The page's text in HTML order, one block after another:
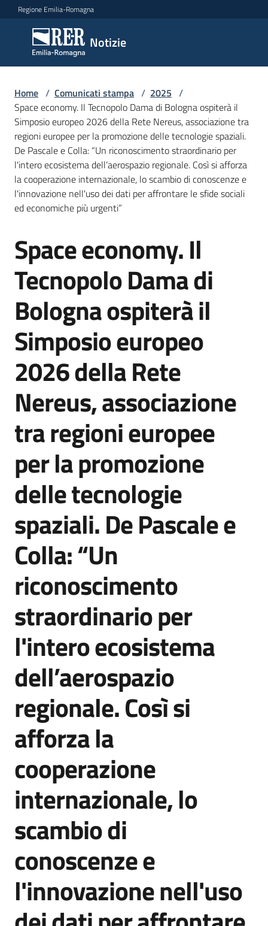
Vai al contenuto
Vai alla navigazione
Vai al footer
Regione Emilia-Romagna
Notizie
Notizie
Comunicati
stampa
Menu selezionato
Cerca
un
comunicato
Risorse
Agenzia
di
informazione
e
comunicazione
su
Home / Comunicati stampa / 2025 /
Space economy. Il Tecnopolo Dama di Bologna ospiterà il
Simposio europeo 2026 della Rete Nereus, associazione tra
regioni europee per la promozione delle tecnologie spaziali.
De Pascale e Colla: “Un riconoscimento straordinario per
l'intero ecosistema dell’aerospazio regionale. Così si afforza
la cooperazione internazionale, lo scambio di conoscenze e
l'innovazione nell'uso dei dati per affrontare le sfide sociali
ed economiche più urgenti”
Salta al contenuto
Space economy. Il
Tecnopolo Dama di
Bologna ospiterà il
Simposio europeo
2026 della Rete
Nereus, associazione
tra regioni europee
per la promozione
delle tecnologie
spaziali. De Pascale e
Colla: “Un
riconoscimento
straordinario per
l'intero ecosistema
dell’aerospazio
regionale. Così si
afforza la
cooperazione
internazionale, lo
scambio di
conoscenze e
l'innovazione nell'uso